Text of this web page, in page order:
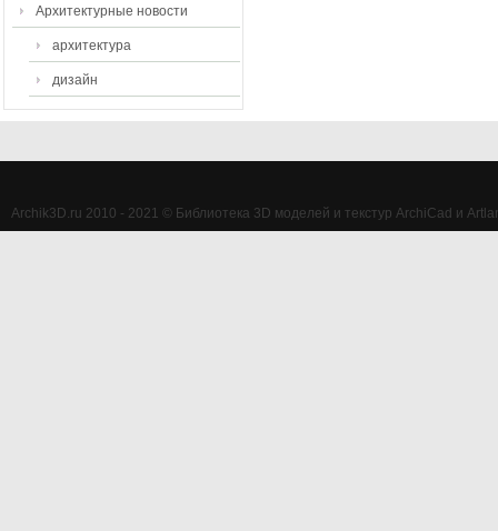
Архитектурные новости
архитектура
дизайн
Archik3D.ru 2010 - 2021 © Библиотека 3D моделей и текстур ArchiCad и